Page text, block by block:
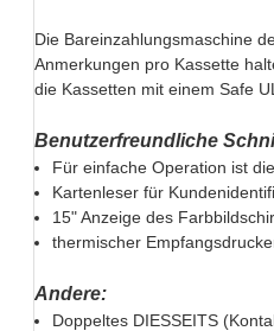
Die Bareinzahlungsmaschine
Anmerkungen pro Kassette
die Kassetten mit einem Safe
Benutzerfreundliche
Für einfache Operation ist
Kartenleser für
15" Anzeige des
thermischer
Andere:
Doppeltes DIESSEITS